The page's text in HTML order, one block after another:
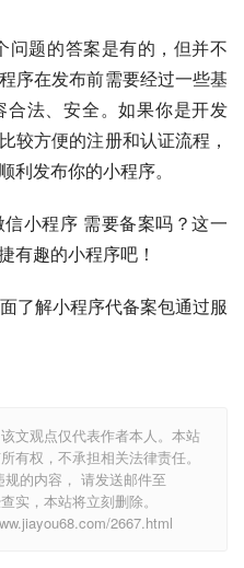
问题的答案是有的，但并不
序在发布前需要经过一些基
法、安全。如果你是开发
较方便的注册和认证流程，
利发布你的小程序。
小程序 需要备案吗？这一
有趣的小程序吧！
了解小程序代备案包通过服
文观点仅代表作者本人。本站
有权，不承担相关法律责任。
的内容， 请发送邮件至
实，本站将立刻删除。
2667.html